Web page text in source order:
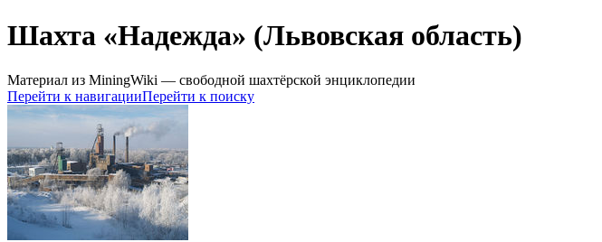
Шахта «Надежда» (Львовская область)
Материал из MiningWiki — свободной шахтёрской энциклопедии
Перейти к навигацииПерейти к поиску